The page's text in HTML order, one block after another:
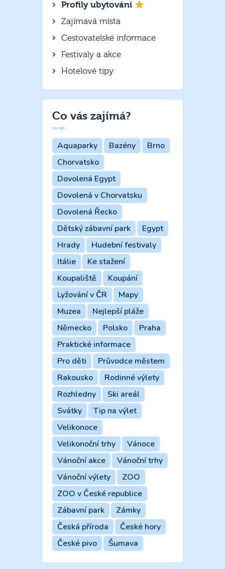
Profily ubytování
Zajímavá místa
Cestovatelské informace
Festivaly a akce
Hotelové tipy
Co vás zajímá?
Aquaparky Bazény
Brno
Chorvatsko
Dovolená Egypt
Dovolená v Chorvatsku
Dovolená Řecko
Dětský zábavní park
Egypt
Hrady
Hudební festivaly
Itálie
Ke stažení
Koupaliště
Koupání
Lyžování v ČR
Mapy
Muzea
Nejlepší pláže
Německo
Polsko
Praha
Praktické informace
Pro děti
Průvodce městem
Rakousko
Rodinné výlety
Rozhledny
Ski areál
Svátky
Tip na výlet
Velikonoce
Velikonoční trhy
Vánoce
Vánoční akce
Vánoční trhy
Vánoční výlety
ZOO
ZOO v České republice
Zábavní park
Zámky
Česká příroda
České hory
České pivo
Šumava